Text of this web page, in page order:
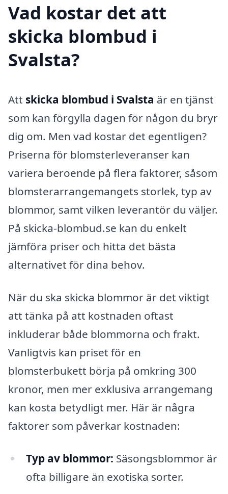
Vad kostar det att
skicka blombud i
Svalsta?
Att skicka blombud i Svalsta är en tjänst
som kan förgylla dagen för någon du bryr
dig om. Men vad kostar det egentligen?
Priserna för blomsterleveranser kan
variera beroende på flera faktorer, såsom
blomsterarrangemangets storlek, typ av
blommor, samt vilken leverantör du väljer.
På skicka-blombud.se kan du enkelt
jämföra priser och hitta det bästa
alternativet för dina behov.
När du ska skicka blommor är det viktigt
att tänka på att kostnaden oftast
inkluderar både blommorna och frakt.
Vanligtvis kan priset för en
blomsterbukett börja på omkring 300
kronor, men mer exklusiva arrangemang
kan kosta betydligt mer. Här är några
faktorer som påverkar kostnaden:
Typ av blommor: Säsongsblommor är
ofta billigare än exotiska sorter.